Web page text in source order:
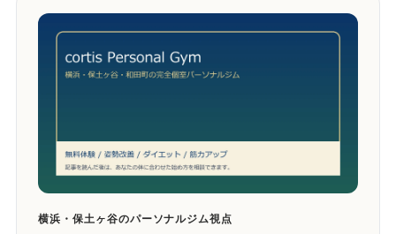
横浜・保土ヶ谷のパーソナルジム視点